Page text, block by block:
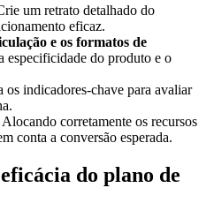
um retrato detalhado do
eficaz.
e os formatos de
especificidade do produto e o
os indicadores-chave para avaliar
Alocando corretamente os recursos
conta a conversão esperada.
do plano de